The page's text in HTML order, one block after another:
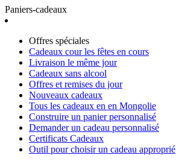
Paniers-cadeaux
Offres spéciales
Cadeaux cour les fêtes en cours
Livraison le même jour
Cadeaux sans alcool
Offres et remises du jour
Nouveaux cadeaux
Tous les cadeaux en en Mongolie
Construire un panier personnalisé
Demander un cadeau personnalisé
Certificats Cadeaux
Outil pour choisir un cadeau approprié